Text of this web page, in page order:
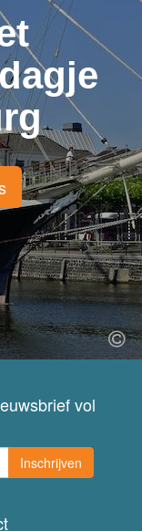
vol
Inschrijven